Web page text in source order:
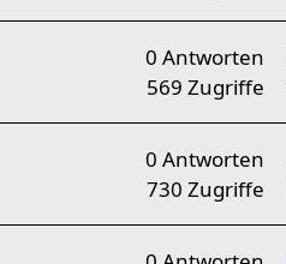
0Antworten
569Zugriffe
0Antworten
730Zugriffe